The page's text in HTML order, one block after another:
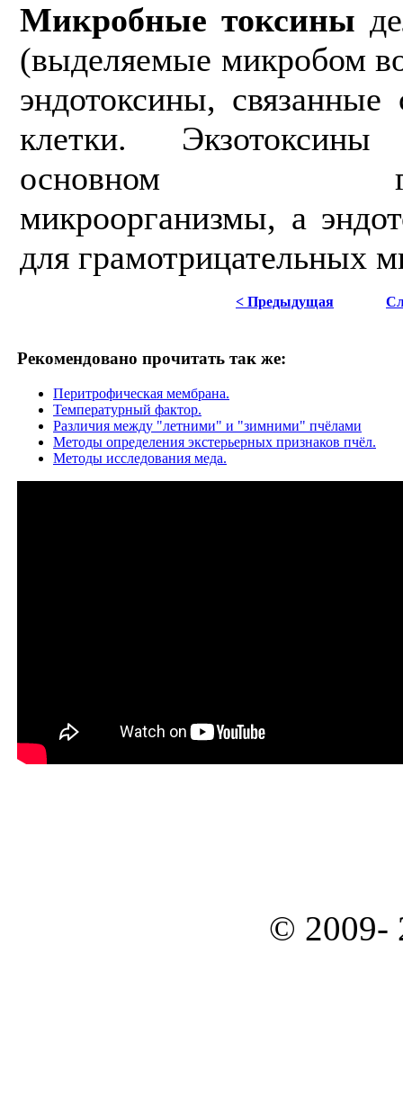
Микробные токсины
(выделяемые микробом
эндотоксины,
клетки.
основном
микроорганизмы, а
для грамотрицательных
< Предыдущая
Рекомендовано прочитать так же:
Перитрофическая мембрана.
Температурный фактор.
Различия между "летними" и "зимними" пчёлами
Методы определения экстерьерных признаков пчёл.
Методы исследования меда.
© 2009-